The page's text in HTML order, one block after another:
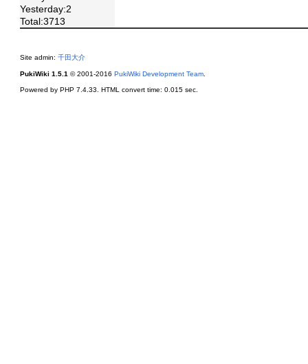
Yesterday:2
Total:3713
Site admin: 千田大介
PukiWiki 1.5.1 © 2001-2016 PukiWiki Development Team
Powered by PHP 7.4.33. HTML convert time: 0.015 sec.